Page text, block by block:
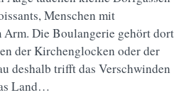
Menschen mit
Arm. Die Boulangerie gehört dort
der Kirchenglocken oder der
deshalb trifft das Verschwinden
Land…